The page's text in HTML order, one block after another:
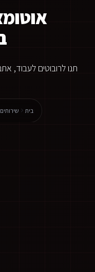
תנו לרובוטים לעבוד,
בית שירותים